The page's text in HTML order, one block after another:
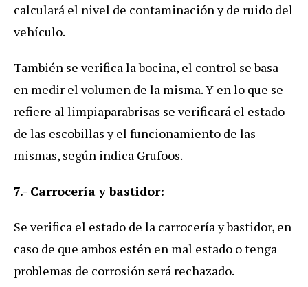
calculará el nivel de contaminación y de ruido del
vehículo.
También se verifica la bocina, el control se basa
en medir el volumen de la misma. Y en lo que se
refiere al limpiaparabrisas se verificará el estado
de las escobillas y el funcionamiento de las
mismas, según indica Grufoos.
7.- Carrocería y bastidor:
Se verifica el estado de la carrocería y bastidor, en
caso de que ambos estén en mal estado o tenga
problemas de corrosión será rechazado.